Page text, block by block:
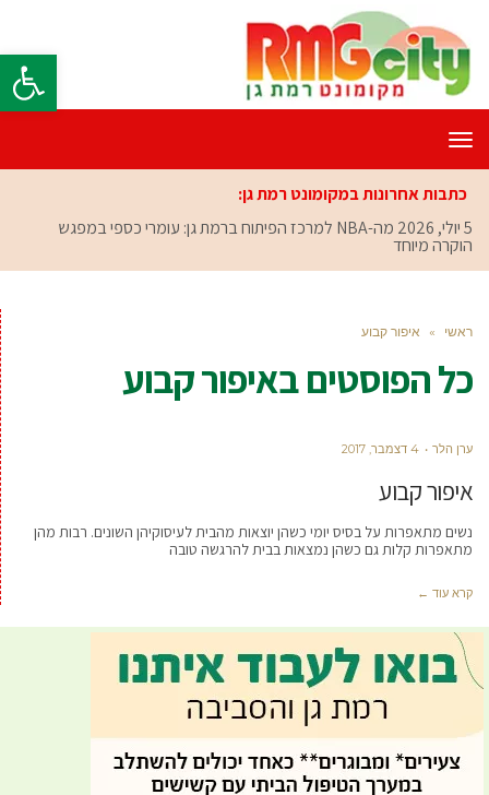
פתח
תפריט
כתבות אחרונות במקומונט רמת גן:
5 יולי, 2026
מה-NBA למרכז הפיתוח ברמת גן: עומרי כספי במפגש
הוקרה מיוחד
ראשי » איפור קבוע
כל הפוסטים באיפור קבוע
ערן הלר 4 דצמבר, 2017
איפור קבוע
נשים מתאפרות על בסיס יומי כשהן יוצאות מהבית לעיסוקיהן השונים. רבות מהן
מתאפרות קלות גם כשהן נמצאות בבית להרגשה טובה
קרא עוד ←